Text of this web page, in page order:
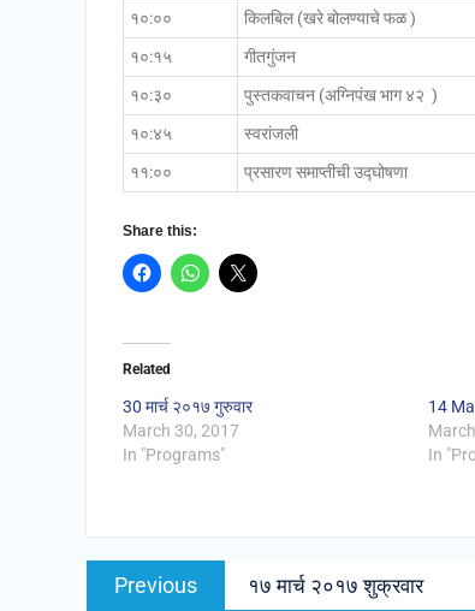
१०:००
किलबिल (खरे बोलण्याचे फळ )
१०:१५
गीतगुंजन
१०:३०
पुस्तकवाचन (अग्निपंख भाग ४२ )
१०:४५
स्वरांजली
११:००
प्रसारण समाप्तीची उद्घोषणा
Share this:
Related
30 मार्च २०१७ गुरुवार
March 30, 2017
In "Programs"
14
In
Post
navigation
Previous
Previous
post:
१७ मार्च २०१७ शुक्रवार